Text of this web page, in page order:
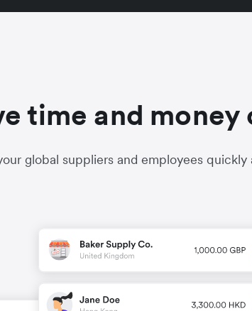
time and
global suppliers and employees